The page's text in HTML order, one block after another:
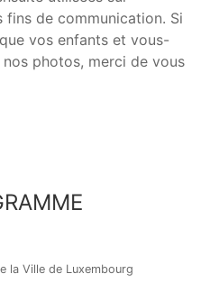
de communication. Si
vos enfants et vous-
photos, merci de vous
la Ville de Luxembourg